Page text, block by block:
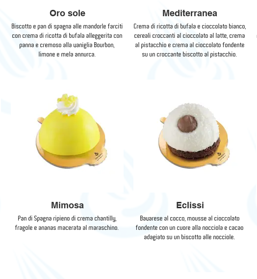
Oro sole
Biscotto e pan di spagna alle mandorle farciti
con crema di ricotta di bufala alleggerita con
panna e cremoso alla vaniglia Bourbon,
limone e mela annurca.
Mediterranea
Crema di ricotta di bufala e cioccolato bianco,
cereali croccanti al cioccolato al latte, crema
al pistacchio e crema al cioccolato fondente
su un croccante biscotto al pistacchio.
Mimosa
Pan di Spagna ripieno di crema chantilly,
fragole e ananas macerata al maraschino.
Eclissi
Bavarese al cocco, mousse al cioccolato
fondente con un cuore alla nocciola e cacao
adagiato su un biscotto alle nocciole.